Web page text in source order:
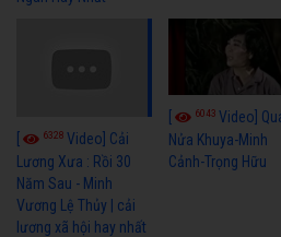
6328 Video] Cải
Lương Xưa : Rồi 30
Năm Sau - Minh
Vương Lệ Thủy | cải
lương xã hội hay nhất
6043Video]
Nửa Khuya-Minh
Cảnh-Trọng Hữu